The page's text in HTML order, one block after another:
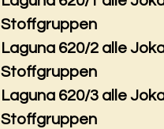
Stoffgruppen
Laguna 620/2 alle
Stoffgruppen
Laguna 620/3 alle
Stoffgruppen